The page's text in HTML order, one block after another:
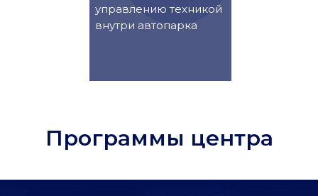
управлению техникой
внутри автопарка
Программы центра